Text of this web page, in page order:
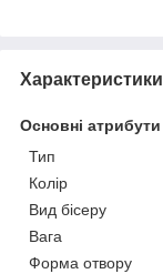
Характеристики
Основні атрибути
Тип
Колір
Вид бісеру
Вага
Форма отвору